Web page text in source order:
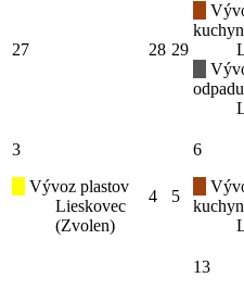
27 28 29
odpadu
3
Vývoz plastov
Lieskovec
(Zvolen)
4 5
6
13